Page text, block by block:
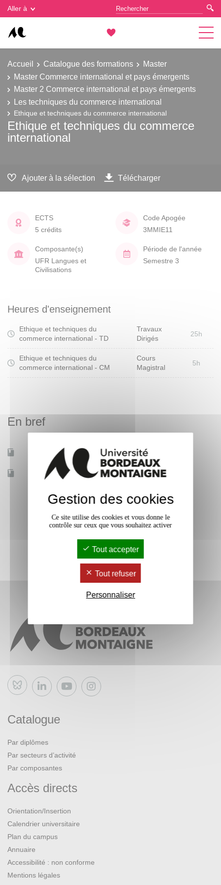
Aller à
Accueil Catalogue des formations
Master
Master Commerce international et pays émergents
Master 2 Commerce international et pays émergents
Les techniques du commerce international
Ethique et techniques du commerce international
Ethique et techniques du commerce
international
Ajouter à la sélection Télécharger
ECTS
5 crédits
Code Apogée
3MMIE11
Composante(s)
UFR Langues et
Civilisations
Période de l'année
Semestre 3
Heures d'enseignement
Ethique et techniques du
commerce international - TD
Travaux
Dirigés
25h
Ethique et techniques du
commerce international - CM
Cours
Magistral
5h
En bref
Mobilité d'études Oui
Accessible à distance Non
Bluesky
Catalogue
Par diplômes
Par secteurs d’activité
Par composantes
Accès directs
Orientation/Insertion
Calendrier universitaire
Plan du campus
Annuaire
Accessibilité : non conforme
Mentions légales
Gestion des cookies
Gestion des cookies
Ce site utilise des cookies et vous donne le
contrôle sur ceux que vous souhaitez activer
Tout accepter
Tout refuser
Personnaliser